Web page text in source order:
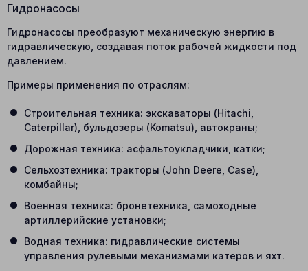
Гидронасосы
Гидронасосы преобразуют механическую энергию в
гидравлическую, создавая поток рабочей жидкости под
давлением.
Примеры применения по отраслям:
Строительная техника: экскаваторы (Hitachi,
Caterpillar), бульдозеры (Komatsu), автокраны;
Дорожная техника: асфальтоукладчики, катки;
Сельхозтехника: тракторы (John Deere, Case),
комбайны;
Военная техника: бронетехника, самоходные
артиллерийские установки;
Водная техника: гидравлические системы
управления рулевыми механизмами катеров и яхт.